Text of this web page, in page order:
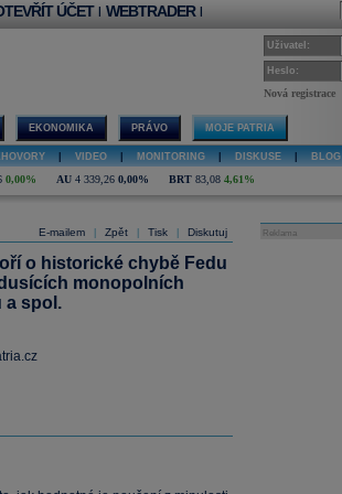
ÚČET | WEBTRADER |
Uživatel:
Heslo:
Nová registrace
EKONOMIKA PRÁVO MOJE PATRIA
VIDEO MONITORING DISKUSE BLOG
0,00% AU 4 339,26 0,00% BRT 83,08 4,61%
E-mailem Zpět Tisk Diskutuj
o historické chybě Fedu
monopolních
a spol.
Reklama